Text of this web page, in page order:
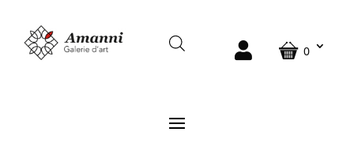
0